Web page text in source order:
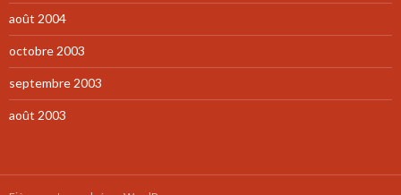
août 2004
octobre 2003
septembre 2003
août 2003